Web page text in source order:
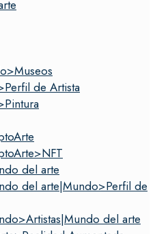
de Artista
del arte
del arte|Mundo>Perfil de
del arte